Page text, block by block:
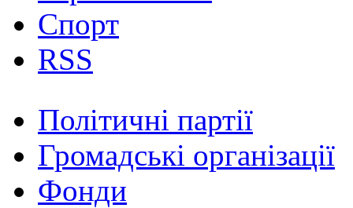
Спорт
RSS
Політичні партії
Громадські організації
Фонди